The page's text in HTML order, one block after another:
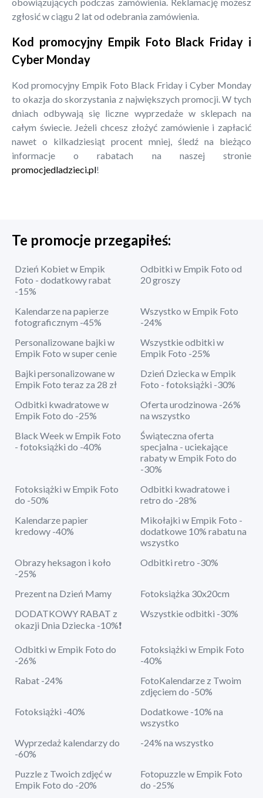
zgłosić w ciągu 2 lat od odebrania zamówienia.
Kod promocyjny Empik Foto Black Friday i
Cyber Monday
Kod promocyjny Empik Foto Black Friday i Cyber Monday
to okazja do skorzystania z największych promocji. W tych
dniach odbywają się liczne wyprzedaże w sklepach na
całym świecie. Jeżeli chcesz złożyć zamówienie i zapłacić
nawet o kilkadziesiąt procent mniej, śledź na bieżąco
informacje o rabatach na naszej stronie
promocjedladzieci.pl!
Te promocje przegapiłeś:
Dzień Kobiet w Empik
Foto - dodatkowy rabat
-15%
Odbitki w Empik Foto od
20 groszy
Kalendarze na papierze
fotograficznym -45%
Wszystko w Empik Foto
-24%
Personalizowane bajki w
Empik Foto w super cenie
Wszystkie odbitki w
Empik Foto -25%
Bajki personalizowane w
Empik Foto teraz za 28 zł
Dzień Dziecka w Empik
Foto - fotoksiążki -30%
Odbitki kwadratowe w
Empik Foto do -25%
Oferta urodzinowa -26%
na wszystko
Black Week w Empik Foto
- fotoksiążki do -40%
Świąteczna oferta
specjalna - uciekające
rabaty w Empik Foto do
-30%
Fotoksiążki w Empik Foto
do -50%
Odbitki kwadratowe i
retro do -28%
Kalendarze papier
kredowy -40%
Mikołajki w Empik Foto -
dodatkowe 10% rabatu na
wszystko
Obrazy heksagon i koło
-25%
Odbitki retro -30%
Prezent na Dzień Mamy
Fotoksiążka 30x20cm
DODATKOWY RABAT z
okazji Dnia Dziecka -10%❗
Wszystkie odbitki -30%
Odbitki w Empik Foto do
-26%
Fotoksiążki w Empik Foto
-40%
Rabat -24%
FotoKalendarze z Twoim
zdjęciem do -50%
Fotoksiążki -40%
Dodatkowe -10% na
wszystko
Wyprzedaż kalendarzy do
-60%
-24% na wszystko
Puzzle z Twoich zdjęć w
Empik Foto do -20%
Fotopuzzle w Empik Foto
do -25%